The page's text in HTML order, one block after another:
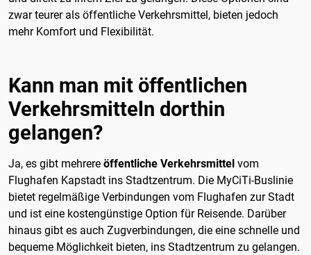
zwar teurer als öffentliche Verkehrsmittel, bieten jedoch
mehr Komfort und Flexibilität.
Kann man mit öffentlichen
Verkehrsmitteln dorthin
gelangen?
Ja, es gibt mehrere öffentliche Verkehrsmittel vom
Flughafen Kapstadt ins Stadtzentrum. Die MyCiTi-Buslinie
bietet regelmäßige Verbindungen vom Flughafen zur Stadt
und ist eine kostengünstige Option für Reisende. Darüber
hinaus gibt es auch Zugverbindungen, die eine schnelle und
bequeme Möglichkeit bieten, ins Stadtzentrum zu gelangen.